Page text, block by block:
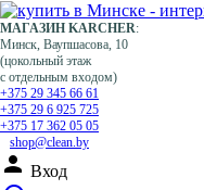
МАГАЗИН KARCHER:
Минск, Ваупшасова, 10
(цокольный этаж
с отдельным входом)
+375 29 345 66 61
+375 29 6 925 725
+375 17 362 05 05
shop@clean.by
person Вход